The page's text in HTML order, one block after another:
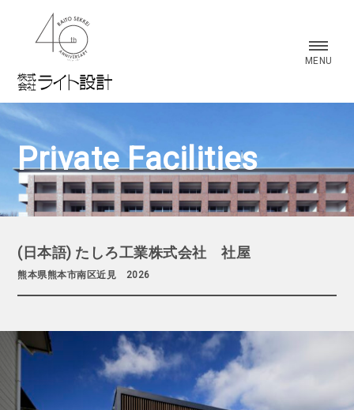
MENU
Private Facilities
(日本語) たしろ工業株式会社 社屋
熊本県熊本市南区近見 2026